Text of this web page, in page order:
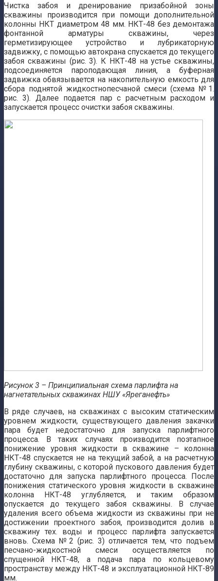
Чистка забоя и дренирование призабойной зоны
скважины производится при помощи дополнительной
колонны НКТ диаметром 48 мм. НКТ-48 без демонтажа
фонтанной арматуры скважины, через
герметизирующее устройство и лубрикаторную
задвижку, с помощью автокрана спускается до текущего
забоя скважины (рис. 3). К НКТ-48 на устье скважины,
подсоединяется пароподающая линия, а буферная
задвижка обвязывается на накопительную емкость для
сбора поднятой жидкостнопесчаной смеси (схема №1.
рис. 3). Далее подается пар с расчетным расходом и
запускается процесс очистки забоя скважины.
Рисунок 3 – Принципиальная схема парлифта на
нагнетательных скважинах НШУ «Яреганефть»
В ряде случаев, на скважинах с высоким статическим
уровнем жидкости, существующего давления закачки
пара будет недостаточно для запуска парлифтного
процесса. В таких случаях производится поэтапное
понижение уровня жидкости в скважине – колонна
НКТ-48 спускается не на текущий забой, а на расчетную
глубину скважины, с которой пускового давления будет
достаточно для запуска парлифтного процесса. После
понижения статического уровня жидкости в скважине
колонна НКТ-48 углубляется, и таким образом
опускается до текущего забоя скважины. В случае
удаления всего объема жидкости из скважины при не
достижении проектного забоя, производится долив в
скважину тех. воды и процесс парлифта запускается
вновь. Схема №2 (рис. 3) отличается тем, что подъем
песчано-жидкостной смеси осуществляется по
спущенной НКТ-48, а подача пара по кольцевому
пространству между НКТ-48 и эксплуатационной НКТ-89
мм.